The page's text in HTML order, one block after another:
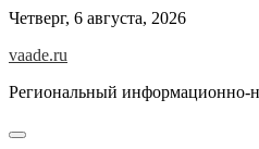
Skip
content
Четверг, 6 августа, 2026
vaade.ru
Региональный информационно-